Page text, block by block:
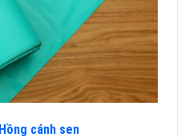
cánh sen